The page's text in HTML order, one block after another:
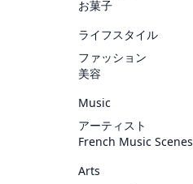
お菓子
ライフスタイル
ファッション
美容
Music
アーティスト
French Music Scenes
Arts